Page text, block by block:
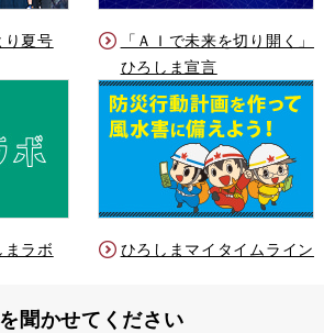
り夏号
「ＡＩで未来を切り開く」
ひろしま宣言
ラボ ひろしまマイタイムライン
聞かせてください